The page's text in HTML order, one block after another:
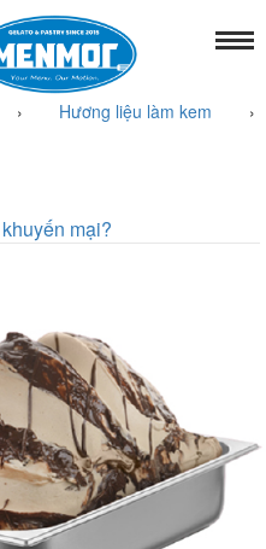
Hương liệu làm kem ›
mại?